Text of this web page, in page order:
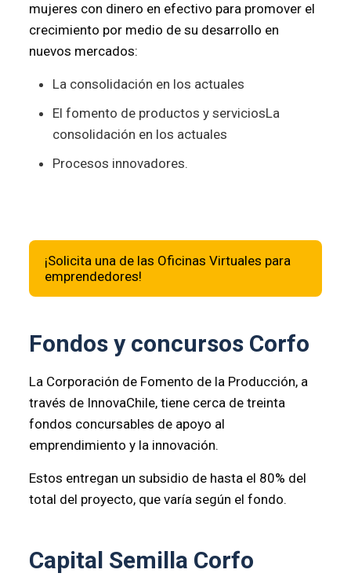
mujeres con dinero en efectivo para promover el
crecimiento por medio de su desarrollo en
nuevos mercados:
La consolidación en los actuales
El fomento de productos y serviciosLa
consolidación en los actuales
Procesos innovadores.
¡Solicita una de las Oficinas Virtuales para
emprendedores!
Fondos y concursos Corfo
La Corporación de Fomento de la Producción, a
través de InnovaChile, tiene cerca de treinta
fondos concursables de apoyo al
emprendimiento y la innovación.
Estos entregan un subsidio de hasta el 80% del
total del proyecto, que varía según el fondo.
Capital Semilla Corfo